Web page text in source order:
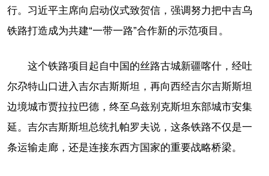
行。习近平主席向启动仪式致贺信，强调努力把中吉乌
铁路打造成为共建“一带一路”合作新的示范项目。
这个铁路项目起自中国的丝路古城新疆喀什，经吐
尔尕特山口进入吉尔吉斯斯坦，再向西经吉尔吉斯斯坦
边境城市贾拉拉巴德，终至乌兹别克斯坦东部城市安集
延。吉尔吉斯斯坦总统扎帕罗夫说，这条铁路不仅是一
条运输走廊，还是连接东西方国家的重要战略桥梁。